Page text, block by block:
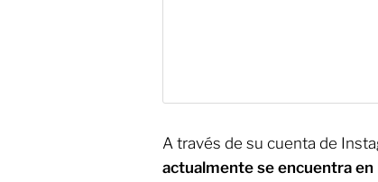
A través de su cuenta de
actualmente se encuentra en